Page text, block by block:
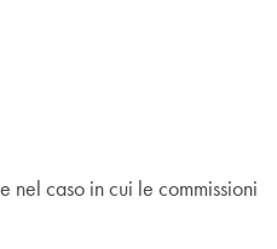
nel caso in cui le commissioni